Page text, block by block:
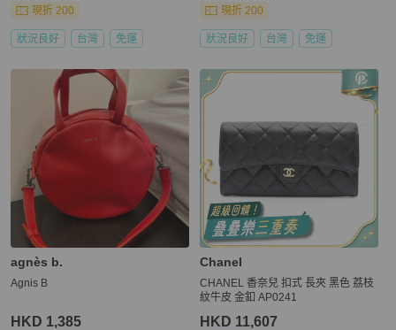
現折 200
狀況良好 台灣 免運
現折 200
狀況良好 台灣 免運
agnès b.
Agnis B
HKD 1,385
Chanel
CHANEL 香奈兒 扣式 長夾 黑色 荔枝
紋牛皮 金釦 AP0241
HKD 11,607